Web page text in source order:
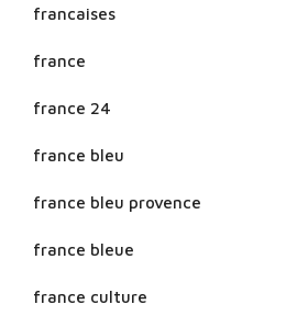
francaises
france
france 24
france bleu
france bleu provence
france bleue
france culture